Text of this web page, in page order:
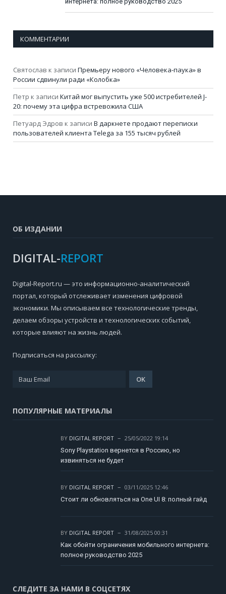
КОММЕНТАРИИ
Святослав к записи Премьеру нового «Человека-паука» в
России сдвинули ради «Колобка»
Петр к записи Китай мог выпустить уже 500 истребителей J-
20: почему эта цифра встревожила США
Петуард Эдров к записи В даркнете продают переписки
пользователей клиента Telega за 155 тысяч рублей
ОБ ИЗДАНИИ
DIGITAL-REPORT
Digital-Report.ru — это информационно-аналитический
портал, который отслеживает изменения цифровой
экономики. Мы описываем все технологические тренды,
делаем обзоры устройств и технологических событий,
которые влияют на жизнь людей.
Подписаться на рассылку:
ПОПУЛЯРНЫЕ МАТЕРИАЛЫ
BY DIGITAL REPORT
25/05/2022 19:14
Sony Playstation вернется в Россию, но
извиняться не будет
BY DIGITAL REPORT
03/11/2025 12:46
Стоит ли обновляться на One UI 8: полный гайд
BY DIGITAL REPORT
31/08/2025 00:31
Как обойти ограничения мобильного интернета:
полное руководство 2025
СЛЕДИТЕ ЗА НАМИ В СОЦСЕТЯХ